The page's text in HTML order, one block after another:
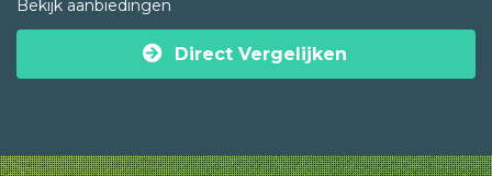
Bekijk aanbiedingen
Direct Vergelijken